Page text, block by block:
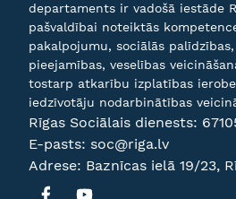
departaments ir vadošā iestāde
pašvaldībai noteiktās
pakalpojumu, sociālās
pieejamības, veselības
tostarp atkarību izplatības
iedzīvotāju nodarbinātības
Rīgas Sociālais dienests:
E-pasts: soc@riga.lv
Adrese: Baznīcas ielā 19/23,